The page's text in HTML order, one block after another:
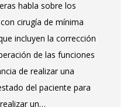
habla sobre los
cirugía de mínima
incluyen la corrección
de las funciones
de realizar una
del paciente para
un…